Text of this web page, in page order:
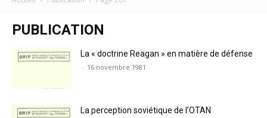
PUBLICATION
La « doctrine Reagan » en matière de défense
- 16 novembre 1981
La perception soviétique de l’OTAN